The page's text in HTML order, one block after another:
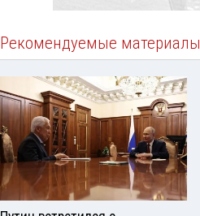
Рекомендуемые материалы